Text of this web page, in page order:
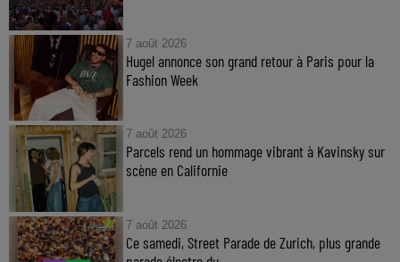
7 août 2026
Hugel annonce son grand retour à Paris pour la
Fashion Week
7 août 2026
Parcels rend un hommage vibrant à Kavinsky sur
scène en Californie
7 août 2026
Ce samedi, Street Parade de Zurich, plus grande